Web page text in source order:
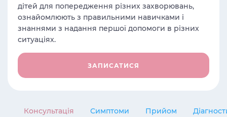
дітей для попередження різних захворювань,
ознайомлюють з правильними навичками і
знаннями з надання першої допомоги в різних
ситуаціях.
ЗАПИСАТИСЯ
Консультація Симптоми Прийом